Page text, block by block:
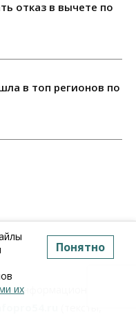
отказ в вычете по
в топ регионов по
информационно-
их
Понятно